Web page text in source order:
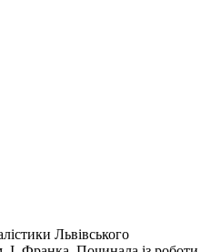
Львівського